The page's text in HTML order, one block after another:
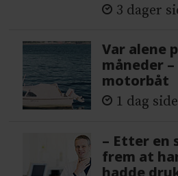
3 dager
Var alene
måneder
motorbåt
1 dag
– Etter en
frem at
hadde